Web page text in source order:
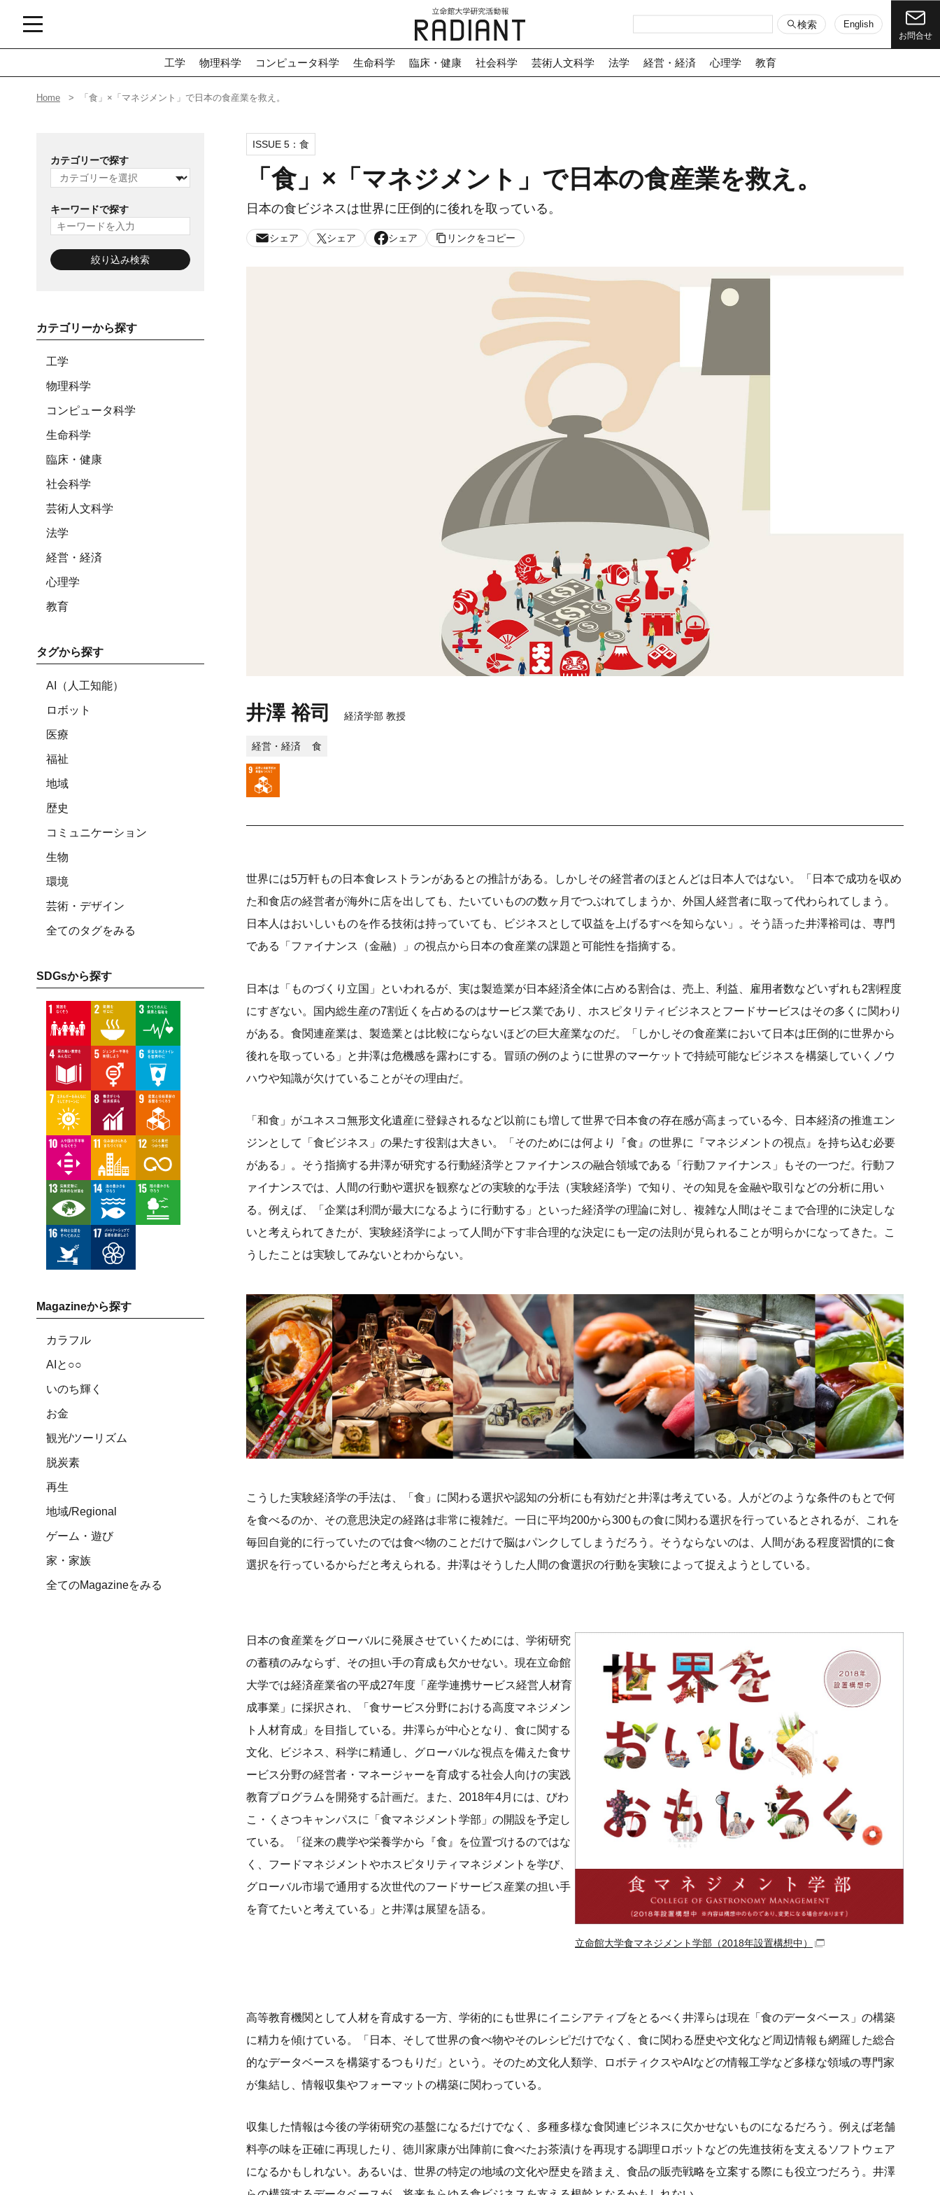
検索 English
お問合せ
工学 物理科学 コンピュータ科学 生命科学 臨床・健康 社会科学 芸術人文科学 法学 経営・経済 心理学 教育
Home 「食」×「マネジメント」で日本の食産業を救え。
カテゴリーで探す
キーワードで探す
絞り込み検索
カテゴリーから探す
工学
物理科学
コンピュータ科学
生命科学
臨床・健康
社会科学
芸術人文科学
法学
経営・経済
心理学
教育
タグから探す
AI（人工知能）
ロボット
医療
福祉
地域
歴史
コミュニケーション
生物
環境
芸術・デザイン
全てのタグをみる
SDGsから探す
Magazineから探す
カラフル
AIと○○
いのち輝く
お金
観光/ツーリズム
脱炭素
再生
地域/Regional
ゲーム・遊び
家・家族
全てのMagazineをみる
ISSUE 5： 食
「食」×「マネジメント」で日本の食産業を救え。
日本の食ビジネスは世界に圧倒的に後れを取っている。
シェア シェア シェア リンクをコピー
井澤 裕司 経済学部 教授
経営・経済 食
世界には5万軒もの日本食レストランがあるとの推計がある。しかしその経営者のほとんどは日本人ではない。「日本で成功を収め
た和食店の経営者が海外に店を出しても、たいていものの数ヶ月でつぶれてしまうか、外国人経営者に取って代わられてしまう。
日本人はおいしいものを作る技術は持っていても、ビジネスとして収益を上げるすべを知らない」。そう語った井澤裕司は、専門
である「ファイナンス（金融）」の視点から日本の食産業の課題と可能性を指摘する。
日本は「ものづくり立国」といわれるが、実は製造業が日本経済全体に占める割合は、売上、利益、雇用者数などいずれも2割程度
にすぎない。国内総生産の7割近くを占めるのはサービス業であり、ホスピタリティビジネスとフードサービスはその多くに関わり
がある。食関連産業は、製造業とは比較にならないほどの巨大産業なのだ。「しかしその食産業において日本は圧倒的に世界から
後れを取っている」と井澤は危機感を露わにする。冒頭の例のように世界のマーケットで持続可能なビジネスを構築していくノウ
ハウや知識が欠けていることがその理由だ。
「和食」がユネスコ無形文化遺産に登録されるなど以前にも増して世界で日本食の存在感が高まっている今、日本経済の推進エン
ジンとして「食ビジネス」の果たす役割は大きい。「そのためには何より『食』の世界に『マネジメントの視点』を持ち込む必要
がある」。そう指摘する井澤が研究する行動経済学とファイナンスの融合領域である「行動ファイナンス」もその一つだ。行動フ
ァイナンスでは、人間の行動や選択を観察などの実験的な手法（実験経済学）で知り、その知見を金融や取引などの分析に用い
る。例えば、「企業は利潤が最大になるように行動する」といった経済学の理論に対し、複雑な人間はそこまで合理的に決定しな
いと考えられてきたが、実験経済学によって人間が下す非合理的な決定にも一定の法則が見られることが明らかになってきた。こ
うしたことは実験してみないとわからない。
こうした実験経済学の手法は、「食」に関わる選択や認知の分析にも有効だと井澤は考えている。人がどのような条件のもとで何
を食べるのか、その意思決定の経路は非常に複雑だ。一日に平均200から300もの食に関わる選択を行っているとされるが、これを
毎回自覚的に行っていたのでは食べ物のことだけで脳はパンクしてしまうだろう。そうならないのは、人間がある程度習慣的に食
選択を行っているからだと考えられる。井澤はそうした人間の食選択の行動を実験によって捉えようとしている。
日本の食産業をグローバルに発展させていくためには、学術研究
の蓄積のみならず、その担い手の育成も欠かせない。現在立命館
大学では経済産業省の平成27年度「産学連携サービス経営人材育
成事業」に採択され、「食サービス分野における高度マネジメン
ト人材育成」を目指している。井澤らが中心となり、食に関する
文化、ビジネス、科学に精通し、グローバルな視点を備えた食サ
ービス分野の経営者・マネージャーを育成する社会人向けの実践
教育プログラムを開発する計画だ。また、2018年4月には、びわ
こ・くさつキャンパスに「食マネジメント学部」の開設を予定し
ている。「従来の農学や栄養学から『食』を位置づけるのではな
く、フードマネジメントやホスピタリティマネジメントを学び、
グローバル市場で通用する次世代のフードサービス産業の担い手
を育てたいと考えている」と井澤は展望を語る。
立命館大学食マネジメント学部（2018年設置構想中）
高等教育機関として人材を育成する一方、学術的にも世界にイニシアティブをとるべく井澤らは現在「食のデータベース」の構築
に精力を傾けている。「日本、そして世界の食べ物やそのレシピだけでなく、食に関わる歴史や文化など周辺情報も網羅した総合
的なデータベースを構築するつもりだ」という。そのため文化人類学、ロボティクスやAIなどの情報工学など多様な領域の専門家
が集結し、情報収集やフォーマットの構築に関わっている。
収集した情報は今後の学術研究の基盤になるだけでなく、多種多様な食関連ビジネスに欠かせないものになるだろう。例えば老舗
料亭の味を正確に再現したり、徳川家康が出陣前に食べたお茶漬けを再現する調理ロボットなどの先進技術を支えるソフトウェア
になるかもしれない。あるいは、世界の特定の地域の文化や歴史を踏まえ、食品の販売戦略を立案する際にも役立つだろう。井澤